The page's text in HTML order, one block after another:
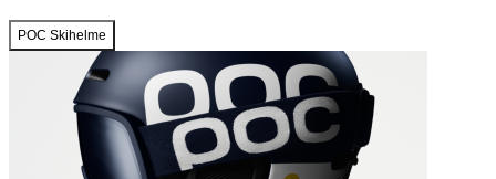
POC Skihelme